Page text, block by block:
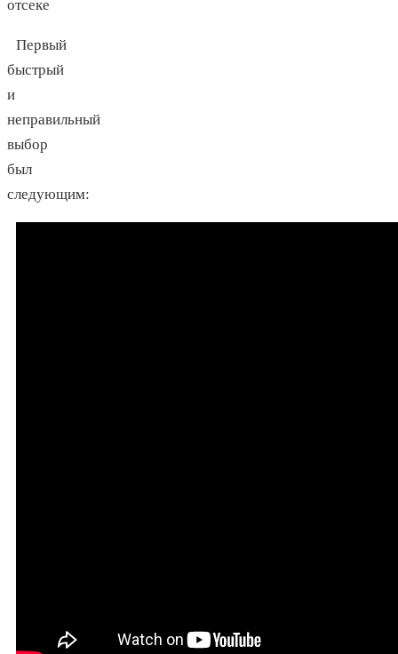
отсеке
Первый
быстрый
и
неправильный
выбор
был
следующим: